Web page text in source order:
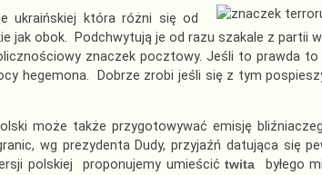
ukraińskiej która różni się od
jak obok. Podchwytują je od razu szakale z partii
znaczek pocztowy. Jeśli to prawda
hegemona. Dobrze zrobi jeśli się z tym
może także przygotowywać emisję
wg prezydenta Dudy, przyjaźń datująca się
polskiej proponujemy umieścićtwita byłego